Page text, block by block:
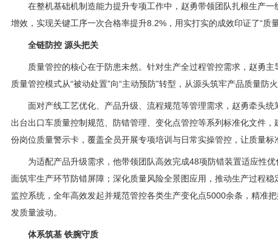
在整机基础机制造能力提升专项工作中，赵勇带领团队扎根生产
增效，实现关键工序一次合格率提升8.2%，用实打实的成效印证了“质
全链防控 源头把关
质量管控的核心在于防患未然。针对生产全过程管控需求，赵勇
质量管控模式从“被动处置”向“主动预防”转型，从源头筑牢产品质量防火
面对产线工艺优化、产品升级、流程规范等管理需求，赵勇牵头
出台出口车质量控制规范、防错管理、变化点管控等系列标准化文件
份岗位质量警示卡，覆盖全员开展专项培训与日常实操管控，让质量标
为适配产品升级需求，他带领团队高效完成48项防错装置适应性
面筑牢生产环节防错屏障；深化质量风险全景图应用，推动生产过程
监控系统，全年高效发起并规范管控各类生产变化点5000余条，精准
发质量波动。
体系筑基 铁腕守质